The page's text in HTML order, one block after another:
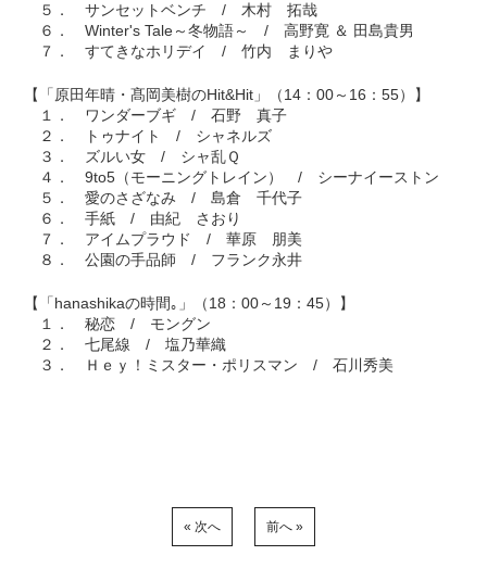
５． サンセットベンチ / 木村 拓哉
６． Winter's Tale～冬物語～ / 高野寛 ＆ 田島貴男
７． すてきなホリデイ / 竹内 まりや
【「原田年晴・髙岡美樹のHit&Hit」（14：00～16：55）】
１． ワンダーブギ / 石野 真子
２． トゥナイト / シャネルズ
３． ズルい女 / シャ乱Ｑ
４． 9to5（モーニングトレイン） / シーナイーストン
５． 愛のさざなみ / 島倉 千代子
６． 手紙 / 由紀 さおり
７． アイムプラウド / 華原 朋美
８． 公園の手品師 / フランク永井
【「hanashikaの時間｡」（18：00～19：45）】
１． 秘恋 / モングン
２． 七尾線 / 塩乃華織
３． Ｈｅｙ！ミスター・ポリスマン / 石川秀美
« 次へ 前へ »